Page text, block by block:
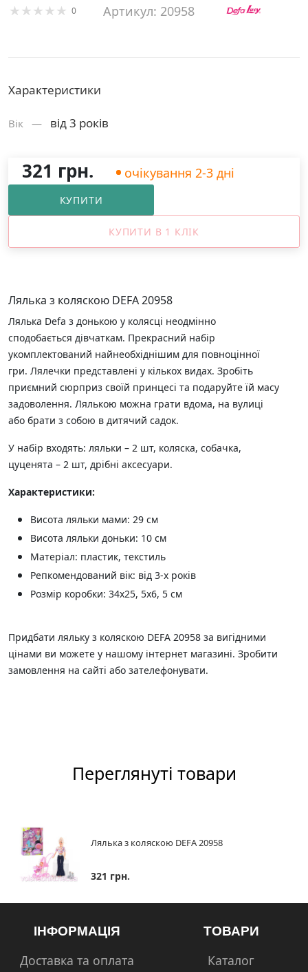
0 Артикул: 20958
Характеристики
Вік — від 3 років
321 грн. очікування 2-3 дні
КУПИТИ
КУПИТИ В 1 КЛІК
Лялька з коляскою DEFA 20958
Лялька Defa з донькою у колясці неодмінно
сподобається дівчаткам. Прекрасний набір
укомплектований найнеобхіднішим для повноцінної
гри. Лялечки представлені у кількох видах. Зробіть
приємний сюрприз своїй принцесі та подаруйте їй масу
задоволення. Лялькою можна грати вдома, на вулиці
або брати з собою в дитячий садок.
У набір входять: ляльки – 2 шт, коляска, собачка,
цуценята – 2 шт, дрібні аксесуари.
Характеристики:
Висота ляльки мами: 29 см
Висота ляльки доньки: 10 см
Матеріал: пластик, текстиль
Репкомендований вік: від 3-х років
Розмір коробки: 34х25, 5х6, 5 см
Придбати ляльку з коляскою DEFA 20958 за вигідними
цінами ви можете у нашому інтернет магазині. Зробити
замовлення на сайті або зателефонувати.
Переглянуті товари
Лялька з коляскою DEFA 20958
321 грн.
ІНФОРМАЦІЯ
Доставка та оплата
ТОВАРИ
Каталог